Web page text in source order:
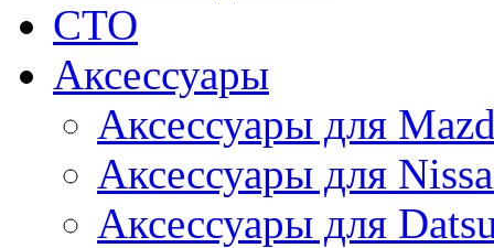
СТО
Аксессуары
Аксессуары для
Аксессуары для
Аксессуары для